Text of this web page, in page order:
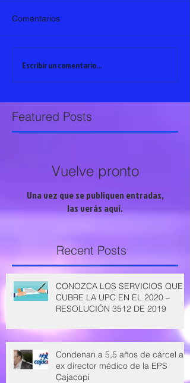
Comentarios
Escribir un comentario...
Featured Posts
Vuelve pronto
Una vez que se publiquen entradas,
las verás aquí.
Recent Posts
CONOZCA LOS SERVICIOS QUE
CUBRE LA UPC EN EL 2020 –
RESOLUCIÓN 3512 DE 2019
Condenan a 5,5 años de cárcel a
ex director médico de la EPS
Cajacopi